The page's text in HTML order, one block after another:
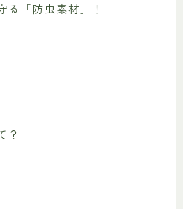
る「防虫素材」！
？